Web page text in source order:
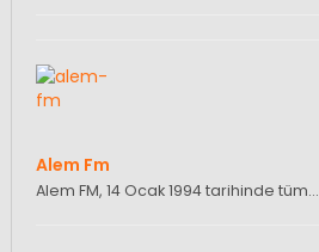
Alem Fm
Alem FM, 14 Ocak 1994 tarihinde tüm…